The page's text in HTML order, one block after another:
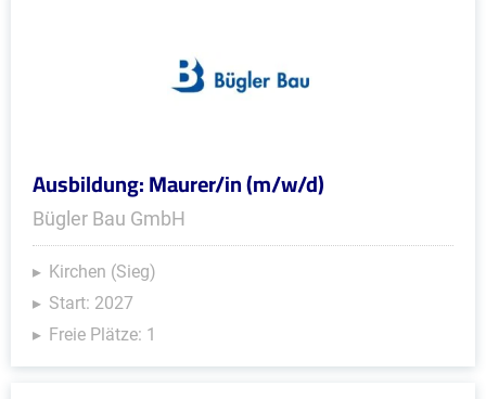
Ausbildung: Maurer/in (m/w/d)
Bügler Bau GmbH
Kirchen (Sieg)
Start: 2027
Freie Plätze: 1